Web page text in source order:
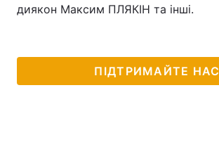
диякон Максим ПЛЯКІН та інші.
ПІДТРИМАЙТЕ НАС